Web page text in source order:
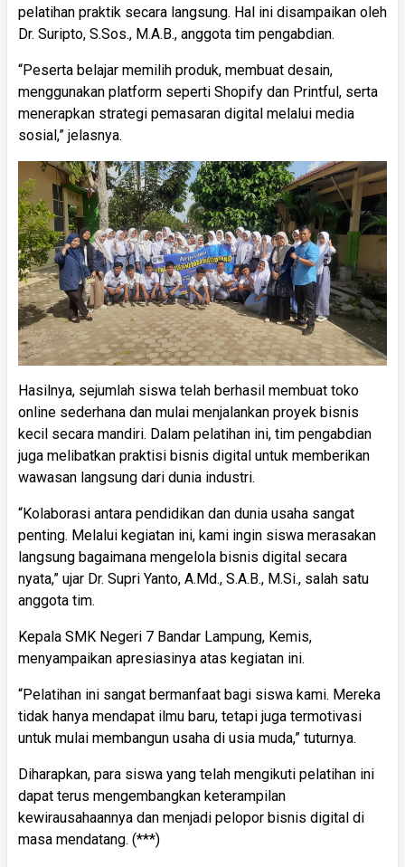
pelatihan praktik secara langsung. Hal ini disampaikan oleh
Dr. Suripto, S.Sos., M.A.B., anggota tim pengabdian.
“Peserta belajar memilih produk, membuat desain,
menggunakan platform seperti Shopify dan Printful, serta
menerapkan strategi pemasaran digital melalui media
sosial,” jelasnya.
Hasilnya, sejumlah siswa telah berhasil membuat toko
online sederhana dan mulai menjalankan proyek bisnis
kecil secara mandiri. Dalam pelatihan ini, tim pengabdian
juga melibatkan praktisi bisnis digital untuk memberikan
wawasan langsung dari dunia industri.
“Kolaborasi antara pendidikan dan dunia usaha sangat
penting. Melalui kegiatan ini, kami ingin siswa merasakan
langsung bagaimana mengelola bisnis digital secara
nyata,” ujar Dr. Supri Yanto, A.Md., S.A.B., M.Si., salah satu
anggota tim.
Kepala SMK Negeri 7 Bandar Lampung, Kemis,
menyampaikan apresiasinya atas kegiatan ini.
“Pelatihan ini sangat bermanfaat bagi siswa kami. Mereka
tidak hanya mendapat ilmu baru, tetapi juga termotivasi
untuk mulai membangun usaha di usia muda,” tuturnya.
Diharapkan, para siswa yang telah mengikuti pelatihan ini
dapat terus mengembangkan keterampilan
kewirausahaannya dan menjadi pelopor bisnis digital di
masa mendatang. (***)